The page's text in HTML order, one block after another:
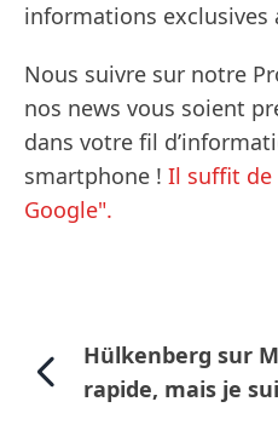
informations
Nous suivre sur notre
nos news vous soient
dans votre fil
smartphone ! Il suffit de
Google".
Hülkenberg sur
rapide, mais je